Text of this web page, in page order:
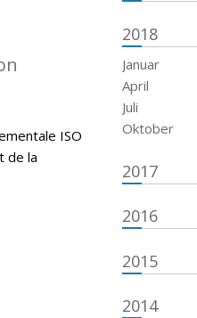
ISO
de la
2018
Januar
April
Juli
Oktober
2017
2016
2015
2014